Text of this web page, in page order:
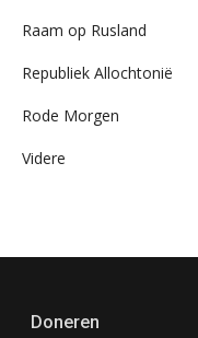
Raam op Rusland
Republiek Allochtonië
Rode Morgen
Videre
Doneren